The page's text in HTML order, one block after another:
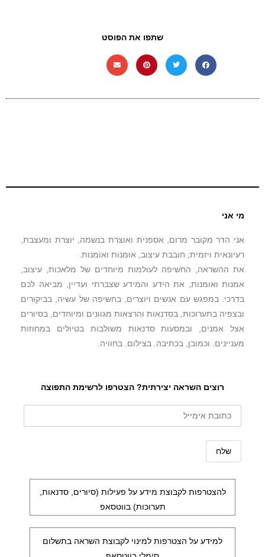
שתפו את הפוסט
רוצים השראה יצירתית? הצטרפו לרשימת התפוצה
להצטרפות לקבוצת מידע על פעילות (סיורים, סדנאות,
תערוכות) בווטסאפ
למידע על הצטרפות למינוי לקבוצת השראה בתשלום
מי אני
אני הדר מקובר מרום, אספנית ואוצרת בנשמה, יוצרת ומעצבת,
רעיונאית ויזמית; חובבת עיצוב, אוּמנות ואוֹמנות.
את ההשראה, החשיפה לעולמות מיוחדים של מלאכות, עיצוב,
אמנות ואומנות, את הידע והמידע שצברתי ועדיין, מביאה לכם
בדרכי. במפגש עם אנשים ויוצרים, בחשיפה של עשיה, בביקורים
ובצפיה בתערוכות, בסדנאות והרצאות מגוונים ומיוחדים, בסיורים
אצל אמנים, ובמסעות סדנאות משולבות בטיולים במחוזות
מעניינים. וכמובן, בכתיבה. בצילום. בחוויה.